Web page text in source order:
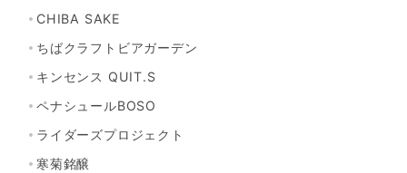
CHIBA SAKE
ちばクラフトビアガーデン
キンセンス QUIT.S
ペナシュールBOSO
ライダーズプロジェクト
寒菊銘醸